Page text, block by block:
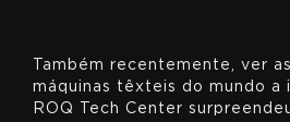
Também recentemente, ver
máquinas têxteis do mundo a
ROQ Tech Center